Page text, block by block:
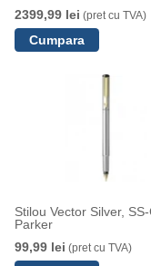
2399,99 lei (pret cu TVA)
Stilou Vector Silver, SS-
Parker
99,99 lei (pret cu TVA)